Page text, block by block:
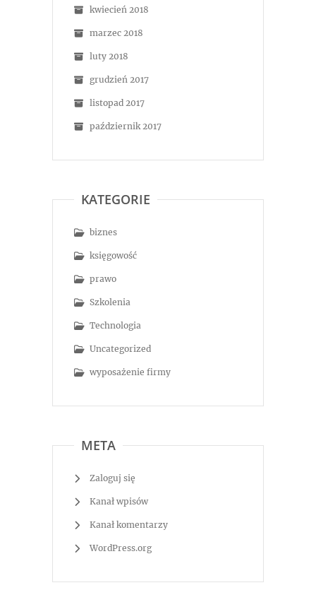
kwiecień 2018
marzec 2018
luty 2018
grudzień 2017
listopad 2017
październik 2017
KATEGORIE
biznes
księgowość
prawo
Szkolenia
Technologia
Uncategorized
wyposażenie firmy
META
Zaloguj się
Kanał wpisów
Kanał komentarzy
WordPress.org